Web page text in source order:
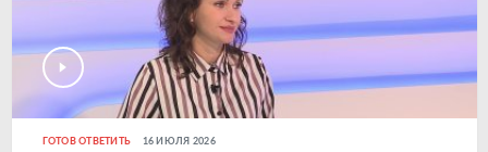
ГОТОВ ОТВЕТИТЬ 16 ИЮЛЯ 2026